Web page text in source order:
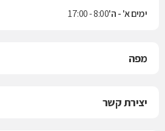
ימים א' - ה'8:00 - 17:00
מפה
יצירת קשר